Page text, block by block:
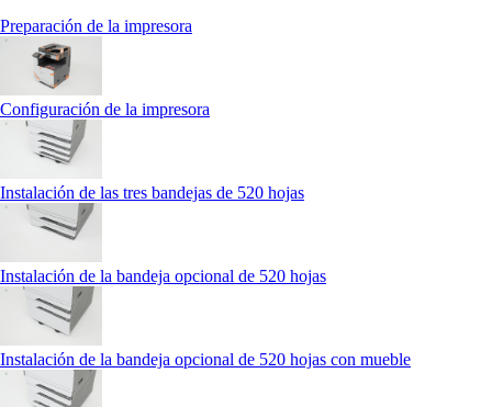
Preparación de la impresora
Configuración de la impresora
Instalación de las tres bandejas de 520 hojas
Instalación de la bandeja opcional de 520 hojas
Instalación de la bandeja opcional de 520 hojas con mueble